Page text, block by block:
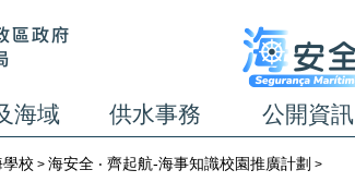
海域 供水事務 公開資訊
學校 > 海安全 ‧ 齊起航-海事知識校園推廣計劃 >